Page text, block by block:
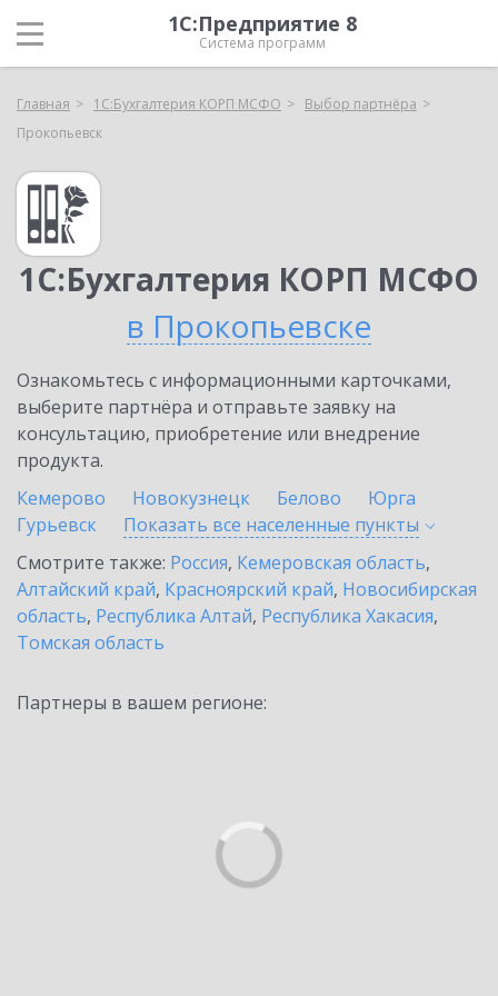
1С:Предприятие 8
Система программ
Главная 1С:Бухгалтерия КОРП МСФО
Выбор партнёра
Прокопьевск
1С:Бухгалтерия КОРП МСФО
в Прокопьевске
Ознакомьтесь с информационными карточками,
выберите партнёра и отправьте заявку на
консультацию, приобретение или внедрение
продукта.
Кемерово
Новокузнецк Белово
Юрга
Гурьевск
Показать все населенные пункты
Смотрите также: Россия, Кемеровская область,
Алтайский край, Красноярский край, Новосибирская
область, Республика Алтай, Республика Хакасия,
Томская область
Партнеры в вашем регионе: